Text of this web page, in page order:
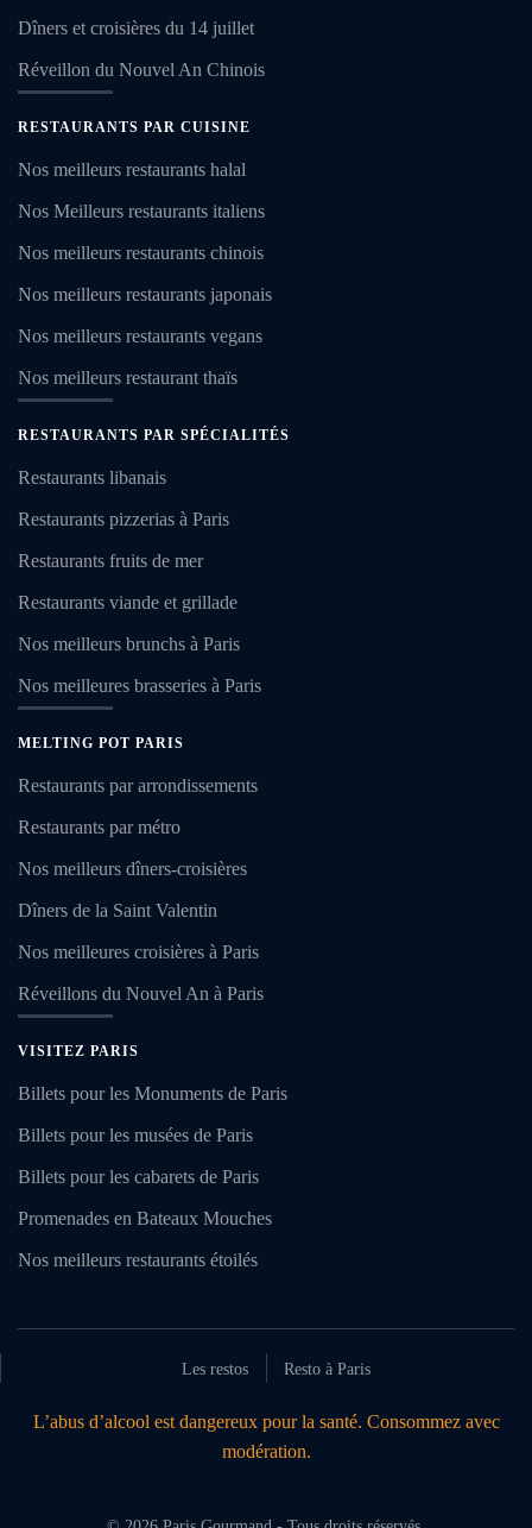
Dîners et croisières du 14 juillet
Réveillon du Nouvel An Chinois
RESTAURANTS PAR CUISINE
Nos meilleurs restaurants halal
Nos Meilleurs restaurants italiens
Nos meilleurs restaurants chinois
Nos meilleurs restaurants japonais
Nos meilleurs restaurants vegans
Nos meilleurs restaurant thaïs
RESTAURANTS PAR SPÉCIALITÉS
Restaurants libanais
Restaurants pizzerias à Paris
Restaurants fruits de mer
Restaurants viande et grillade
Nos meilleurs brunchs à Paris
Nos meilleures brasseries à Paris
MELTING POT PARIS
Restaurants par arrondissements
Restaurants par métro
Nos meilleurs dîners-croisières
Dîners de la Saint Valentin
Nos meilleures croisières à Paris
Réveillons du Nouvel An à Paris
VISITEZ PARIS
Billets pour les Monuments de Paris
Billets pour les musées de Paris
Billets pour les cabarets de Paris
Promenades en Bateaux Mouches
Nos meilleurs restaurants étoilés
Les restos Resto à Paris
L’abus d’alcool est dangereux pour la santé. Consommez avec
modération.